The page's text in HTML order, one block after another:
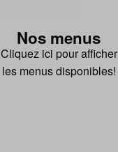
Nos menus
Cliquez ici pour afficher
les menus disponibles!